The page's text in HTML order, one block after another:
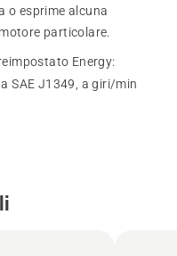
o esprime alcuna
particolare.
Energy:
SAE J1349, a giri/min